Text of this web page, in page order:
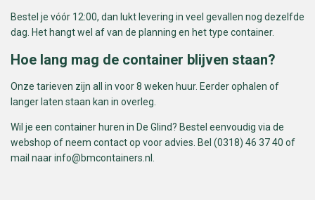
Bestel je vóór 12:00, dan lukt levering in veel gevallen nog dezelfde
dag. Het hangt wel af van de planning en het type container.
Hoe lang mag de container blijven staan?
Onze tarieven zijn all in voor 8 weken huur. Eerder ophalen of
langer laten staan kan in overleg.
Wil je een container huren in De Glind? Bestel eenvoudig via de
webshop of neem contact op voor advies. Bel (0318) 46 37 40 of
mail naarinfo@bmcontainers.nl